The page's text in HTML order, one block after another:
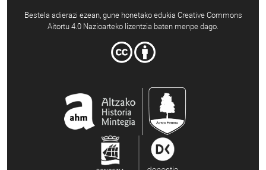
Bestela adierazi ezean, gune honetako edukia Creative Commons
Aitortu 4.0 Nazioarteko lizentzia baten menpe dago.